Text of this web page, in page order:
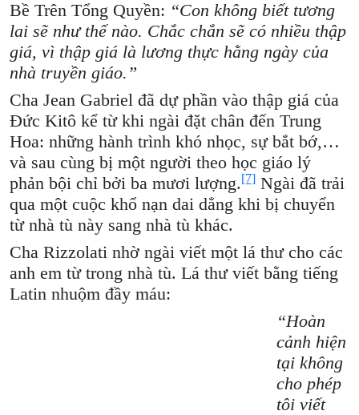
Bề Trên Tổng Quyền: “Con không biết tương
lai sẽ như thế nào. Chắc chắn sẽ có nhiều thập
giá, vì thập giá là lương thực hằng ngày của
nhà truyền giáo.”
Cha Jean Gabriel đã dự phần vào thập giá của
Đức Kitô kể từ khi ngài đặt chân đến Trung
Hoa: những hành trình khó nhọc, sự bắt bớ,…
và sau cùng bị một người theo học giáo lý
phản bội chỉ bởi ba mươi lượng.[7] Ngài đã trải
qua một cuộc khổ nạn dai dẳng khi bị chuyển
từ nhà tù này sang nhà tù khác.
Cha Rizzolati nhờ ngài viết một lá thư cho các
anh em từ trong nhà tù. Lá thư viết bằng tiếng
Latin nhuộm đầy máu:
“Hoàn
cảnh hiện
tại không
cho phép
tôi viết